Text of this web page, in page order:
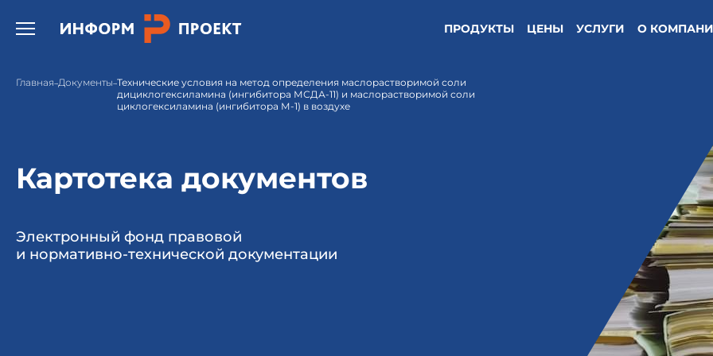
Открыть бургер меню. ПРОДУКТЫ ЦЕНЫ УСЛУГИ О
Главная Документы Технические условия на метод определения маслорастворимой соли
дициклогексиламина (ингибитора МСДА-11) и маслорастворимой соли
циклогексиламина (ингибитора М-1) в воздухе
Картотека документов
Электронный фонд правовой
и нормативно-технической документации